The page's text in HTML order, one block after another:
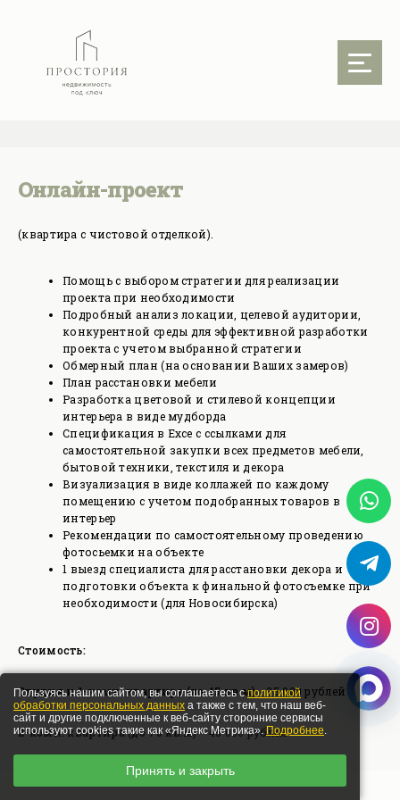
Пользуясь нашим сайтом, вы соглашаетесь сполитикой
обработки персональных данных а также с тем, что наш веб-
сайт и другие подключенные к веб-сайту сторонние сервисы
используют cookies такие как «Яндекс Метрика».Подробнее.
Принять и закрыть
Онлайн-проект
(квартира с чистовой отделкой).
Помощь с выбором стратегии для реализации
проекта при необходимости
Подробный анализ локации, целевой аудитории,
конкурентной среды для эффективной разработки
проекта с учетом выбранной стратегии
Обмерный план (на основании Ваших замеров)
План расстановки мебели
Разработка цветовой и стилевой концепции
интерьера в виде мудборда
Спецификация в Ехсе с ссылками для
самостоятельной закупки всех предметов мебели,
бытовой техники, текстиля и декора
Визуализация в виде коллажей по каждому
помещению с учетом подобранных товаров в
интерьер
Рекомендации по самостоятельному проведению
фотосьемки на объекте
1 выезд специалиста для расстановки декора и
подготовки объекта к финальной фотосъемке при
необходимости (для Новосибирска)
Стоимость:
Студия и 1-комн. квартира (до 45 кв.м)- 35 000 рублей
2-комн. квартира (до 70 кв.м)- 45 000 рублей